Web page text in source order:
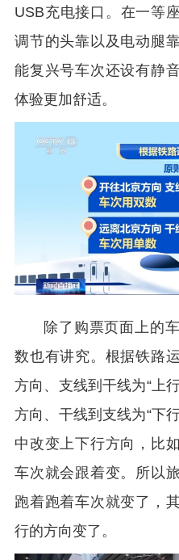
USB充电接口。在一等
调节的头靠以及电动腿
能复兴号车次还设有静
体验更加舒适。
除了购票页面上的
数也有讲究。根据铁路
方向、支线到干线为“上
方向、干线到支线为“下
中改变上下行方向，比
车次就会跟着变。所以
跑着跑着车次就变了，
行的方向变了。